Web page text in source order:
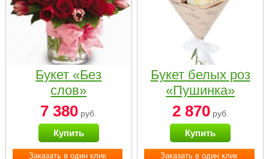
Заказать в один клик
Букет «Без
слов»
7 380 руб.
Купить
Заказать в один клик
Букет белых роз
«Пушинка»
2 870руб.
Купить